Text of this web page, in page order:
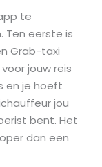
te
Ten eerste is
Grab-taxi
jouw reis
en je hoeft
jou
bent. Het
dan een